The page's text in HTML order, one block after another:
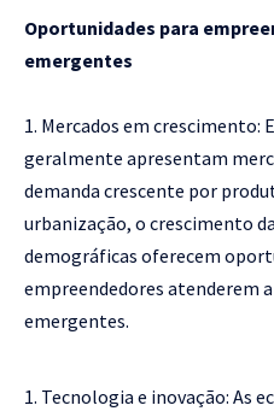
Oportunidades para
emergentes
Mercados em crescimento:
geralmente apresentam
demanda crescente por
urbanização, o crescimento
demográficas oferecem
empreendedores atenderem a
emergentes.
Tecnologia e inovação: As